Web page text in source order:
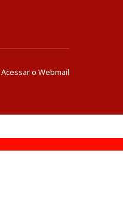
Acessar o Webmail